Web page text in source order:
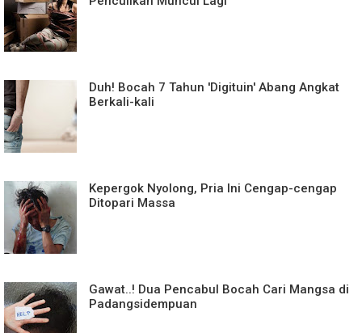
Duh! Bocah 7 Tahun 'Digituin' Abang Angkat
Berkali-kali
Kepergok Nyolong, Pria Ini Cengap-cengap
Ditopari Massa
Gawat..! Dua Pencabul Bocah Cari Mangsa di
Padangsidempuan